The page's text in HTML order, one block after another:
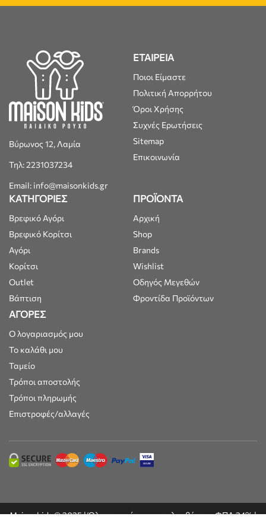
Βύρωνος 12, Λαμία
Τηλ: 2231037234
Email: info@maisonkids.gr
ΕΤΑΙΡΕΙΑ
Ποιοι Είμαστε
Πολιτική Απορρήτου
Όροι Χρήσης
Συχνές Ερωτήσεις
Sitemap
Επικοινωνία
ΚΑΤΗΓΟΡΙΕΣ
Βρεφικό Αγόρι
Βρεφικό Κορίτσι
Αγόρι
Κορίτσι
Outlet
Βάπτιση
ΠΡΟΪΟΝΤΑ
Αρχική
Shop
Brands
Wishlist
Οδηγός Μεγεθών
Φροντίδα Προϊόντων
ΑΓΟΡΕΣ
Ο λογαριασμός μου
Το καλάθι μου
Ταμείο
Τρόποι αποστολής
Τρόποι πληρωμής
Επιστροφές/αλλαγές
Maisonkids © 2025 | Όλες οι τιμές συμπεριλαμβάνουν ΦΠΑ 24% |